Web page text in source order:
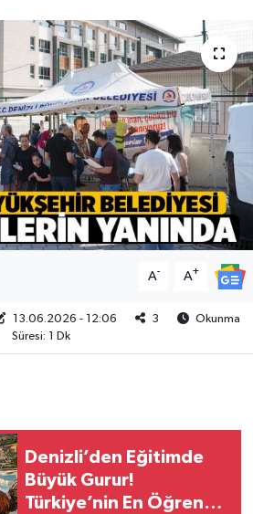
A- A+
13.06.2026 - 12:06 3
Okunma
Süresi: 1 Dk
Denizli’den Eğitimde
Büyük Gurur!
Türkiye’nin En Öğrenci